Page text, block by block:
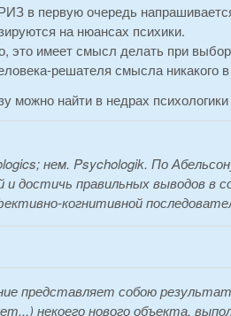
в первую очередь
на нюансах психики.
имеет смысл делать при
решателя смысла никакого
можно найти в недрах психологики
нем. Psychologik. По
достичь правильных выводов в
когнитивной
представляет собою результат
некоего нового объекта,